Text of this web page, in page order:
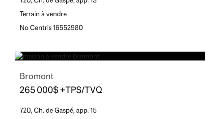
Terrain à vendre
No Centris 16552980
Bromont
265 000$ +TPS/TVQ
720, Ch. de Gaspé, app. 15